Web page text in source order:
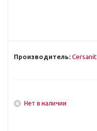
Производитель: Cersanit
Нет в наличии